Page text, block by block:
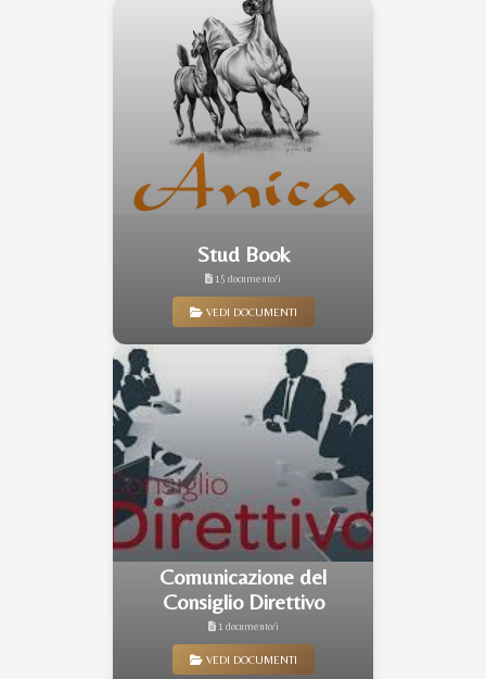
Stud Book
15 documento/i
VEDI DOCUMENTI
Comunicazione del
Consiglio Direttivo
1 documento/i
VEDI DOCUMENTI